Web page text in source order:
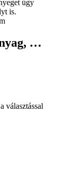
úgy
is.
…
választással